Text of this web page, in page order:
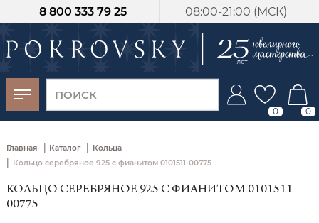
08:00-21:00 (МСК)
8 800 333 79 25
0 0
Главная | Каталог | Кольца
| Кольцо серебряное 925 с фианитом 0101511-00775
КОЛЬЦО СЕРЕБРЯНОЕ 925 С ФИАНИТОМ 0101511-
00775
-30%
от 15 дней с
момента оплаты